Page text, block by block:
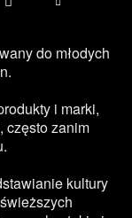
do młodych
i marki,
często zanim
kultury